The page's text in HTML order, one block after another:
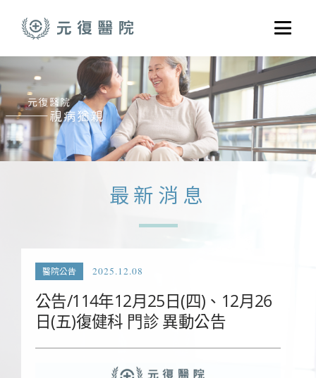
選單
關於元復
就醫指南
醫學門診
醫療養護服務
最新消息
醫院公告 2025.12.08
公告/114年12月25日(四)、12月26
日(五)復健科 門診 異動公告